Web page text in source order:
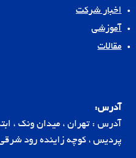
اخبار شرکت
آموزشی
مقالات
آدرس:
آدرس : تهران ، میدان ونک ،
پردیس ، کوچه زاینده رود شرقی ،